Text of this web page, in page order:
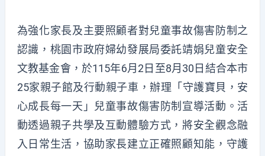
為強化家長及主要照顧者對兒童事故傷害防制之
認識，桃園市政府婦幼發展局委託靖娟兒童安全
文教基金會，於115年6月2日至8月30日結合本市
25家親子館及行動親子車，辦理「守護寶貝，安
心成長每一天」兒童事故傷害防制宣導活動。活
動透過親子共學及互動體驗方式，將安全觀念融
入日常生活，協助家長建立正確照顧知能，守護